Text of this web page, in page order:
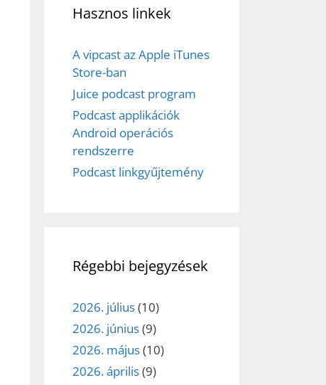
Hasznos linkek
A vipcast az Apple iTunes
Store-ban
Juice podcast program
Podcast applikációk
Android operációs
rendszerre
Podcast linkgyűjtemény
Régebbi bejegyzések
2026. július(10)
2026. június(9)
2026. május(10)
2026. április(9)